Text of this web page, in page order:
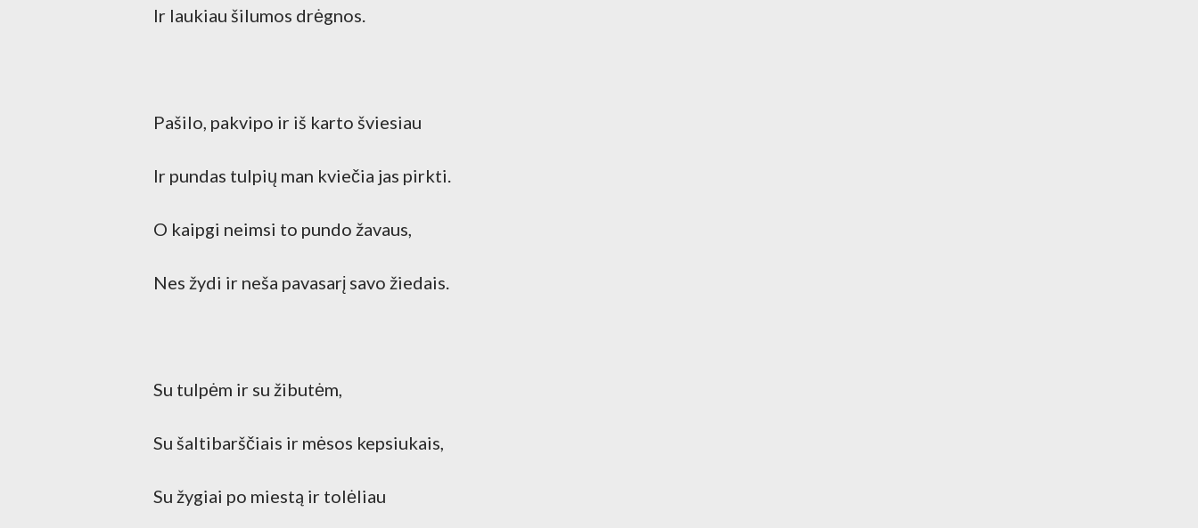
Ir laukiau šilumos drėgnos.
Pašilo, pakvipo ir iš karto šviesiau
Ir pundas tulpių man kviečia jas pirkti.
O kaipgi neimsi to pundo žavaus,
Nes žydi ir neša pavasarį savo žiedais.
Su tulpėm ir su žibutėm,
Su šaltibarščiais ir mėsos kepsiukais,
Su žygiai po miestą ir tolėliau